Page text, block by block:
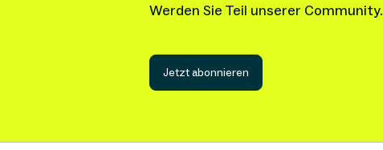
Werden Sie Teil unserer Community.
Jetzt abonnieren